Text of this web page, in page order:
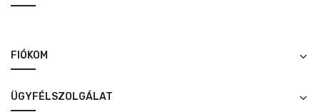
FIÓKOM
ÜGYFÉLSZOLGÁLAT